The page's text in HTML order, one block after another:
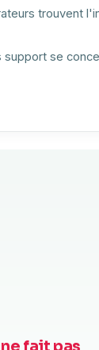
trouvent
support se